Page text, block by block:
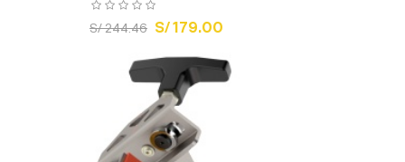
S/ 244.46 S/ 179.00